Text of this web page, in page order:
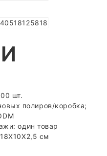
шт.
полиров/коробка;
один товар
см